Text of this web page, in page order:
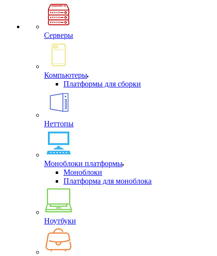
Серверы
Компьютеры
Платформы для сборки
Неттопы
Моноблоки платформы
Моноблоки
Платформа для моноблока
Ноутбуки